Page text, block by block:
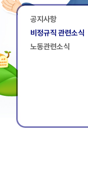
공지사항
비정규직 관련소식
노동관련소식